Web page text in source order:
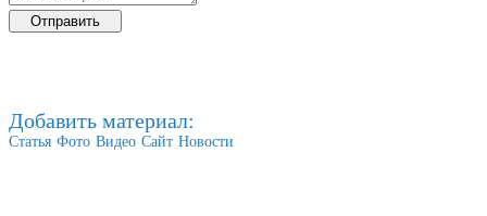
Добавить материал:
Статья Фото Видео Сайт Новости